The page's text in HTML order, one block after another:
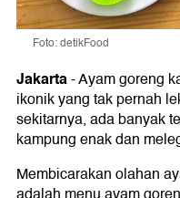
Foto: detikFood
Jakarta-Ayam goreng
ikonik yang tak pernah
sekitarnya, ada banyak
kampung enak dan
Membicarakan olahan